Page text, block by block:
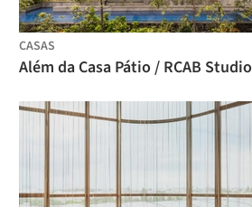
CASAS
Além da Casa Pátio / RCAB Studio